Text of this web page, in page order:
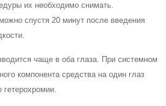
их необходимо снимать.
спустя 20 минут после введения
чаще в оба глаза. При системном
компонента средства на один глаз
гетерохромии.